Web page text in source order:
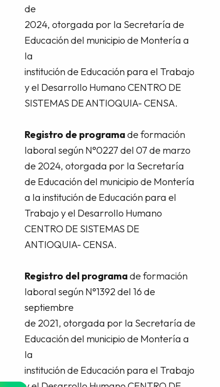
de
2024, otorgada por la Secretaría de
Educación del municipio de Montería a
la
institución de Educación para el Trabajo
y el Desarrollo Humano CENTRO DE
SISTEMAS DE ANTIOQUIA- CENSA.
Registro de programade formación
laboral según N°0227 del 07 de marzo
de 2024, otorgada por la Secretaría
de Educación del municipio de Montería
a la institución de Educación para el
Trabajo y el Desarrollo Humano
CENTRO DE SISTEMAS DE
ANTIOQUIA- CENSA.
Registro del programade formación
laboral según N°1392 del 16 de
septiembre
de 2021, otorgada por la Secretaría de
Educación del municipio de Montería a
la
institución de Educación para el Trabajo